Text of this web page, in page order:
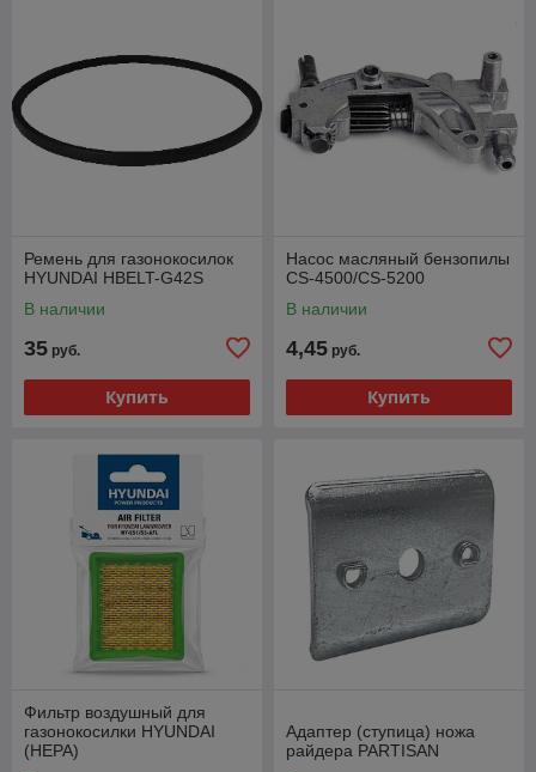
Ремень для газонокосилок
HYUNDAI HBELT-G42S
В наличии
35 руб.
Купить
Насос масляный бензопилы
CS-4500/CS-5200
В наличии
4,45 руб.
Купить
Фильтр воздушный для
газонокосилки HYUNDAI
(HEPA)
Адаптер (ступица) ножа
райдера PARTISAN